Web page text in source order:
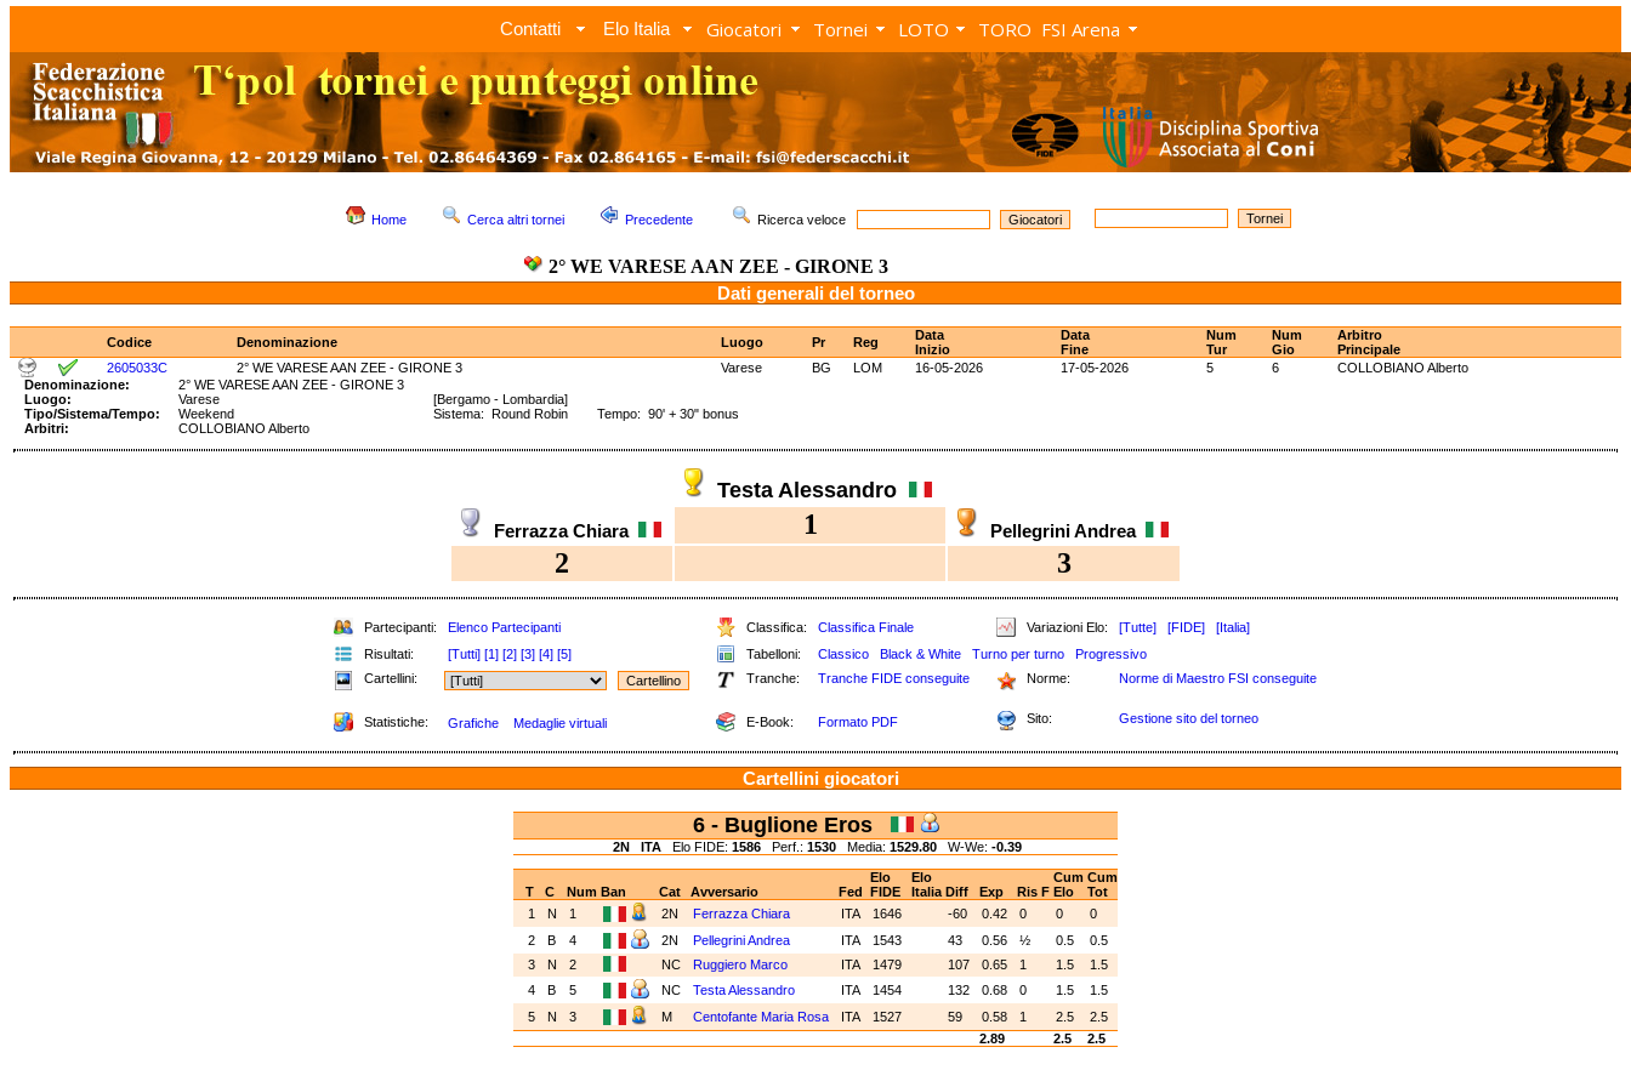
Contatti Elo Italia Giocatori Tornei LOTO TORO FSI Arena
Home Cerca altri tornei Precedente Ricerca veloce
2° WE VARESE AAN ZEE - GIRONE 3
Dati generali del torneo
Codice Denominazione Luogo Pr Reg
Data
Inizio
Data
Fine
Num
Tur
Num
Gio
Arbitro
Principale
2605033C
2° WE VARESE AAN ZEE - GIRONE 3 Varese BG LOM 16-05-2026 17-05-2026 5 6
COLLOBIANO Alberto
Denominazione:
2° WE VARESE AAN ZEE - GIRONE 3
Luogo:
Varese
[Bergamo - Lombardia]
Tipo/Sistema/Tempo:
Weekend
Sistema: Round Robin Tempo: 90' + 30" bonus
Arbitri:
COLLOBIANO Alberto
Testa Alessandro
Ferrazza Chiara 1 Pellegrini Andrea
2 3
Partecipanti: Elenco Partecipanti Classifica: Classifica Finale Variazioni Elo: [Tutte] [FIDE]
[Italia]
Risultati:
[Tutti] [1] [2] [3] [4] [5] Tabelloni: Classico Black & White Turno per turno
Progressivo
Cartellini:
Tranche: Tranche FIDE conseguite Norme: Norme di Maestro FSI conseguite
Statistiche: Grafiche Medaglie virtuali E-Book: Formato PDF Sito: Gestione sito del torneo
Cartellini giocatori
6 - Buglione Eros
2N ITA Elo FIDE: 1586 Perf.: 1530 Media: 1529.80 W-We: -0.39
Elo Elo Cum Cum
T
C Num Ban Cat Avversario Fed FIDE Italia Diff Exp Ris F Elo
Tot
1
N 1 2N Ferrazza Chiara ITA 1646 -60 0.42 0 0
0
2
B 4 2N Pellegrini Andrea ITA 1543 43 0.56 ½ 0.5
0.5
3
N 2 NC Ruggiero Marco ITA 1479 107 0.65 1 1.5
1.5
4
B 5 NC Testa Alessandro ITA 1454 132 0.68 0 1.5
1.5
5
N 3 M Centofante Maria Rosa ITA 1527 59 0.58 1 2.5
2.5
2.89
2.5 2.5